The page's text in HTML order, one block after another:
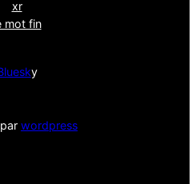
xr
mot fin
y
wordpress